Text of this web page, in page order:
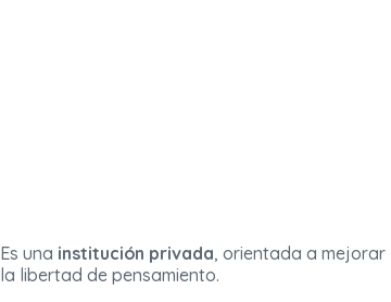
Es una institución privada, orientada a mejorar
la libertad de pensamiento.